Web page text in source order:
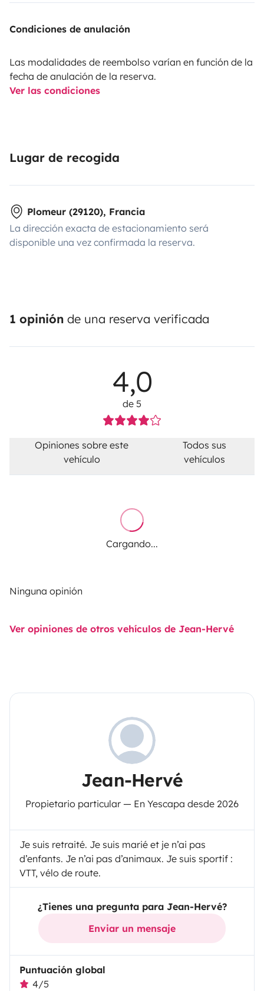
Condiciones de anulación
Las modalidades de reembolso varían en función de la
fecha de anulación de la reserva.
Ver las condiciones
Lugar de recogida
Plomeur (29120), Francia
La dirección exacta de estacionamiento será
disponible una vez confirmada la reserva.
1 opinión de una reserva verificada
4,0
de 5
Opiniones sobre este
vehículo
Todos sus
vehículos
Cargando...
Ninguna opinión
Ver opiniones de otros vehículos de Jean-Hervé
Jean-Hervé
Propietario particular — En Yescapa desde 2026
Je suis retraité. Je suis marié et je n’ai pas
d’enfants. Je n’ai pas d’animaux. Je suis sportif :
VTT, vélo de route.
¿Tienes una pregunta para Jean-Hervé?
Enviar un mensaje
Puntuación global
4/5